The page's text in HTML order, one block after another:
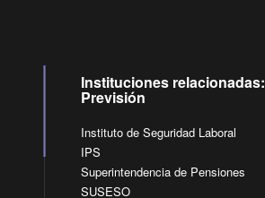
Instituciones relacionadas:
Previsión
Instituto de Seguridad Laboral
IPS
Superintendencia de Pensiones
SUSESO